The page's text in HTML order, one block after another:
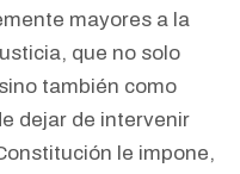
mayores a la
que no solo
también como
dejar de intervenir
le impone,